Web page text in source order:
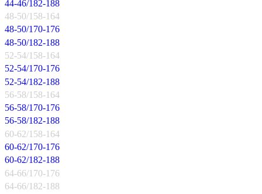
44-46/182-188
48-50/158-164
48-50/170-176
48-50/182-188
52-54/158-164
52-54/170-176
52-54/182-188
56-58/158-164
56-58/170-176
56-58/182-188
60-62/158-164
60-62/170-176
60-62/182-188
64-66/170-176
64-66/182-188